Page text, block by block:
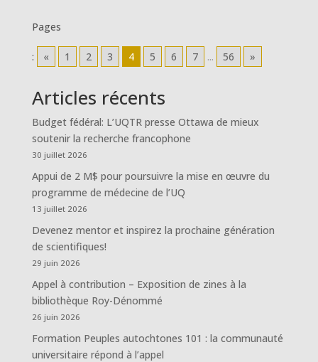
Pages
: « 1 2 3 4 5 6 7 ... 56 »
Articles récents
Budget fédéral: L’UQTR presse Ottawa de mieux
soutenir la recherche francophone
30 juillet 2026
Appui de 2 M$ pour poursuivre la mise en œuvre du
programme de médecine de l’UQ
13 juillet 2026
Devenez mentor et inspirez la prochaine génération
de scientifiques!
29 juin 2026
Appel à contribution – Exposition de zines à la
bibliothèque Roy-Dénommé
26 juin 2026
Formation Peuples autochtones 101 : la communauté
universitaire répond à l’appel